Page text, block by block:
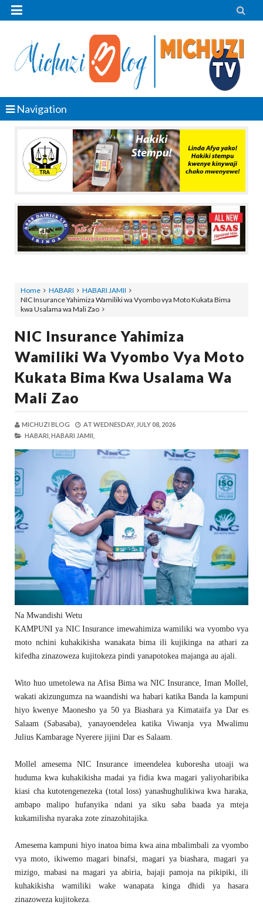
 
Navigation
Home HABARI
HABARI JAMII
NIC Insurance Yahimiza Wamiliki wa Vyombo vya Moto Kukata Bima
kwa Usalama wa Mali Zao
NIC Insurance Yahimiza
Wamiliki Wa Vyombo Vya Moto
Kukata Bima Kwa Usalama Wa
Mali Zao
MICHUZI BLOG AT WEDNESDAY, JULY 08, 2026
HABARI, HABARI JAMII,
Na Mwandishi Wetu
KAMPUNI ya NIC Insurance imewahimiza wamiliki wa vyombo vya
moto nchini kuhakikisha wanakata bima ili kujikinga na athari za
kifedha zinazoweza kujitokeza pindi yanapotokea majanga au ajali.
Wito huo umetolewa na Afisa Bima wa NIC Insurance, Iman Mollel,
wakati akizungumza na waandishi wa habari katika Banda la kampuni
hiyo kwenye Maonesho ya 50 ya Biashara ya Kimataifa ya Dar es
Salaam (Sabasaba), yanayoendelea katika Viwanja vya Mwalimu
Julius Kambarage Nyerere jijini Dar es Salaam.
Mollel amesema NIC Insurance imeendelea kuboresha utoaji wa
huduma kwa kuhakikisha madai ya fidia kwa magari yaliyoharibika
kiasi cha kutotengenezeka (total loss) yanashughulikiwa kwa haraka,
ambapo malipo hufanyika ndani ya siku saba baada ya mteja
kukamilisha nyaraka zote zinazohitajika.
Amesema kampuni hiyo inatoa bima kwa aina mbalimbali za vyombo
vya moto, ikiwemo magari binafsi, magari ya biashara, magari ya
mizigo, mabasi na magari ya abiria, bajaji pamoja na pikipiki, ili
kuhakikisha wamiliki wake wanapata kinga dhidi ya hasara
zinazoweza kujitokeza.